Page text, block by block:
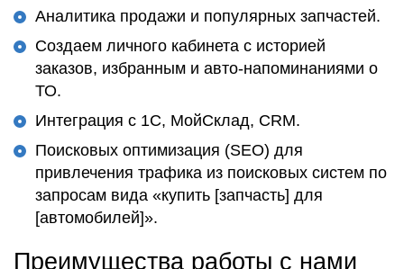
Аналитика продажи и популярных запчастей.
Создаем личного кабинета с историей
заказов, избранным и авто-напоминаниями о
ТО.
Интеграция с 1С, МойСклад, CRM.
Поисковых оптимизация (SEO) для
привлечения трафика из поисковых систем по
запросам вида «купить [запчасть] для
[автомобилей]».
Преимущества работы с нами